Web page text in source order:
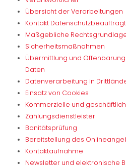
Übersicht der Verarbeitungen
Kontakt
Maßgebliche
Sicherheitsmaßnahmen
Übermittlung und
Daten
Datenverarbeitung in
Einsatz von Cookies
Kommerzielle und
Zahlungsdienstleister
Bonitätsprüfung
Bereitstellung des
Kontaktaufnahme
Newsletter und elektronische